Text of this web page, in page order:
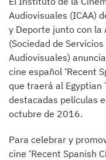
Audiovisuales (ICAA)
y Deporte junto con la
(Sociedad de
Audiovisuales)
cine español ‘Recent
que traerá al Egyptian
destacadas películas
octubre de 2016.
Para celebrar y
cine ‘Recent Spanish